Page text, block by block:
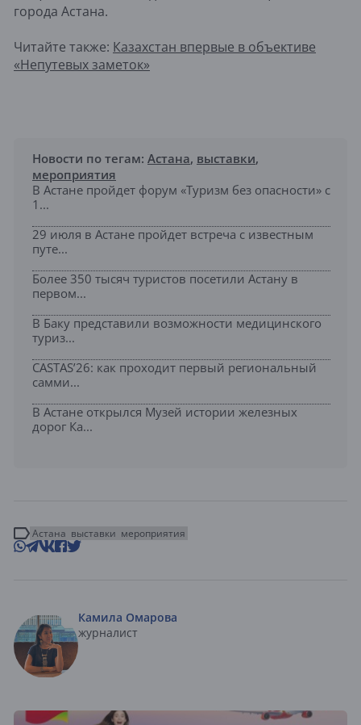
города Астана.
Читайте также: Казахстан впервые в объективе
«Непутевых заметок»
Новости по тегам: Астана, выставки,
мероприятия
В Астане пройдет форум «Туризм без опасности» с
1...
29 июля в Астане пройдет встреча с известным
путе...
Более 350 тысяч туристов посетили Астану в
первом...
В Баку представили возможности медицинского
туриз...
CASTAS’26: как проходит первый региональный
самми...
В Астане открылся Музей истории железных
дорог Ка...
Астана выставки мероприятия
Камила Омарова
журналист